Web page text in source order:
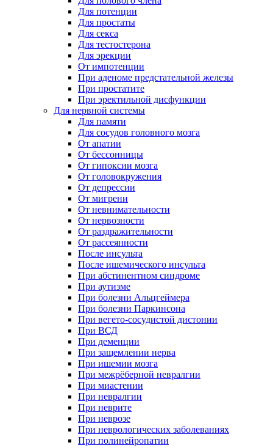
Для потенции
Для простаты
Для секса
Для тестостерона
Для эрекции
От импотенции
При аденоме предстательной железы
При простатите
При эректильной дисфункции
Для нервной системы
Для памяти
Для сосудов головного мозга
От апатии
От бессонницы
От гипоксии мозга
От головокружения
От депрессии
От мигрени
От невнимательности
От нервозности
От раздражительности
От рассеянности
После инсульта
После ишемического инсульта
При абстинентном синдроме
При аутизме
При болезни Альцгеймера
При болезни Паркинсона
При вегето-сосудистой дистонии
При ВСД
При деменции
При защемлении нерва
При ишемии мозга
При межрёберной невралгии
При миастении
При невралгии
При неврите
При неврозе
При неврологических заболеваниях
При полинейропатии